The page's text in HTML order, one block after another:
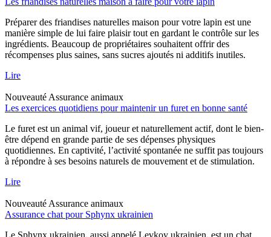
Préparer des friandises naturelles maison pour votre lapin est une
manière simple de lui faire plaisir tout en gardant le contrôle sur les
ingrédients. Beaucoup de propriétaires souhaitent offrir des
récompenses plus saines, sans sucres ajoutés ni additifs inutiles.
Lire
Nouveauté Assurance animaux
Les exercices quotidiens pour maintenir un furet en bonne santé
Le furet est un animal vif, joueur et naturellement actif, dont le bien-
être dépend en grande partie de ses dépenses physiques
quotidiennes. En captivité, l’activité spontanée ne suffit pas toujours
à répondre à ses besoins naturels de mouvement et de stimulation.
Lire
Nouveauté Assurance animaux
Assurance chat pour Sphynx ukrainien
Le Sphynx ukrainien, aussi appelé Levkoy ukrainien, est un chat